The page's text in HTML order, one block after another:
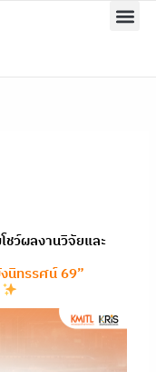
ชว์ผลงานวิจัยและ
นิทรรศน์ 69”